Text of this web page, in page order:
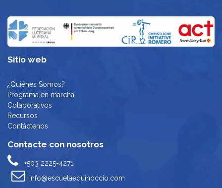
Sitio web
¿Quiénes Somos?
Programa en marcha
Colaborativos
Recursos
Contáctenos
Contacte con nosotros
+503 2225-4271
info@escuelaequinoccio.com